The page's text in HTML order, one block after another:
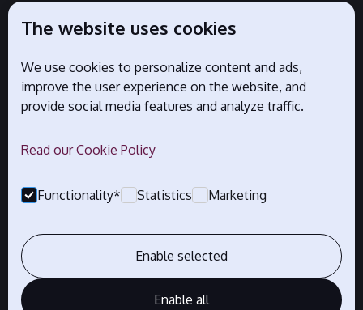
Official partners
The website uses cookies
We use cookies to personalize content and ads,
improve the user experience on the website, and
provide social media features and analyze traffic.
Read our Cookie Policy
Functionality* Statistics Marketing
Enable selected
Enable all